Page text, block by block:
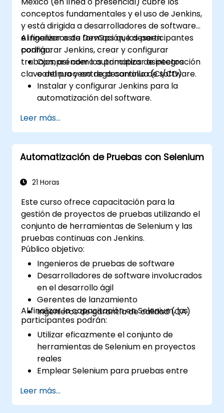
conceptos fundamentales y el uso de Jenkins,
y está dirigida a desarrolladores de software
e ingenieros de DevOps que deseen
configurar Jenkins, crear y configurar
trabajos, así como automatizar aspectos
clave del proceso de desarrollo de software.
Al finalizar esta formación, los participantes
podrán:
Comprender los principios de integración
continua y entrega continua (CI/CD).
Instalar y configurar Jenkins para la
automatización del software.
para compilar y probar aplicaciones.
Configurar y personalizar pipelines
automatizados para el despliegue de
software.
Leer más...
Automatización de Pruebas con Selenium
21 Horas
Este curso ofrece capacitación para la
gestión de proyectos de pruebas utilizando el
conjunto de herramientas de Selenium y las
pruebas continuas con Jenkins.
Público objetivo:
Ingenieros de pruebas de software
Desarrolladores de software involucrados
en el desarrollo ágil
Gerentes de lanzamiento
Ingenieros de garantía de calidad (QA)
Al finalizar la capacitación en Selenium, los
participantes podrán:
Utilizar eficazmente el conjunto de
herramientas de Selenium en proyectos
reales
Emplear Selenium para pruebas entre
Distribuir las pruebas usando Selenium
Grid
Leer más...